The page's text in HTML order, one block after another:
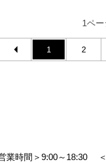
1ペー
1 2
業時間＞9:00～18:30